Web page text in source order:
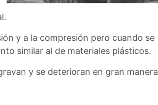
y a la compresión pero cuando se
similar al de materiales plásticos.
y se deterioran en gran manera